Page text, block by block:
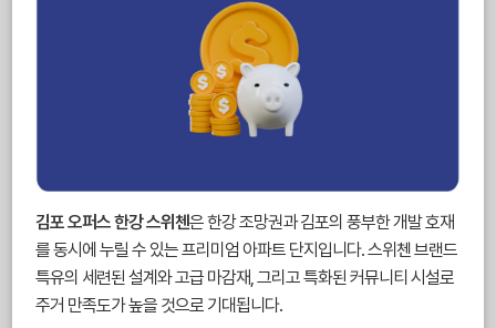
김포 오퍼스 한강 스위첸은 한강 조망권과 김포의 풍부한 개발 호재
를 동시에 누릴 수 있는 프리미엄 아파트 단지입니다. 스위첸 브랜드
특유의 세련된 설계와 고급 마감재, 그리고 특화된 커뮤니티 시설로
주거 만족도가 높을 것으로 기대됩니다.